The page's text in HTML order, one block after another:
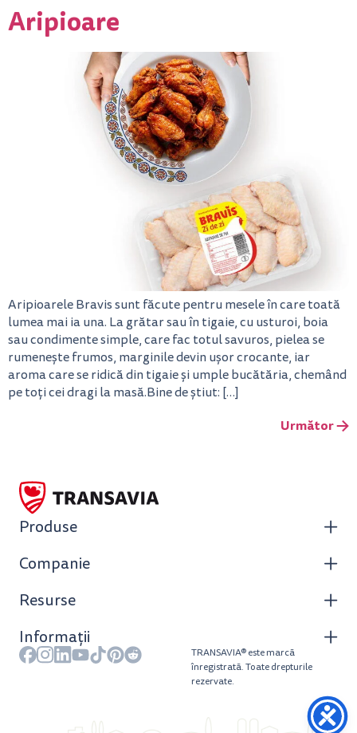
Aripioare
Aripioarele Bravis sunt făcute pentru mesele în care toată
lumea mai ia una. La grătar sau în tigaie, cu usturoi, boia
sau condimente simple, care fac totul savuros, pielea se
rumenește frumos, marginile devin ușor crocante, iar
aroma care se ridică din tigaie și umple bucătăria, chemând
pe toți cei dragi la masă.Bine de știut: […]
Următor→
Produse
Companie
Resurse
Informații
TRANSAVIA® este marcă
înregistrată. Toate drepturile
rezervate.